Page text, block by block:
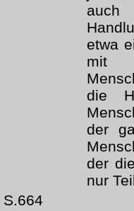
auch
etwa
mit
die
der
der
nur